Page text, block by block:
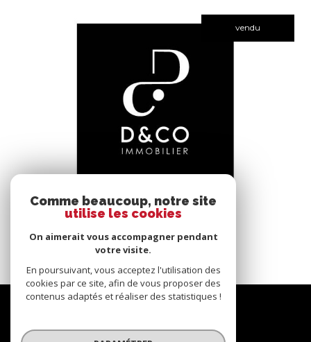
vendu
voir le bien
Bâgé-le-Châtel (01380)
Nous
Comme beaucoup, notre site
utilise les cookies
On aimerait vous accompagner pendant
votre visite.
En poursuivant, vous acceptez l'utilisation des
cookies par ce site, afin de vous proposer des
contenus adaptés et réaliser des statistiques !